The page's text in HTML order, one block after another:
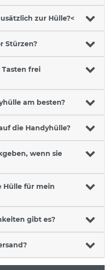
zur Hülle?<
Stürzen?
Tasten frei
am besten?
die Handyhülle?
wenn sie
Hülle für mein
gibt es?